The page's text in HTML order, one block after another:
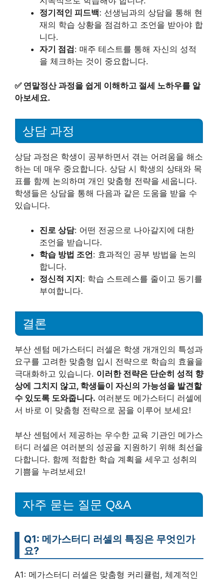
정기적인 피드백: 선생님과의 상담을 통해 현
재의 학습 상황을 점검하고 조언을 받아야 합
니다.
자기 점검: 매주 테스트를 통해 자신의 성적
을 체크하는 것이 중요합니다.
✅ 연말정산 과정을 쉽게 이해하고 절세 노하우를 알
아보세요.
상담 과정
상담 과정은 학생이 공부하면서 겪는 어려움을 해소
하는 데 매우 중요합니다. 상담 시 학생의 상태와 목
표를 함께 논의하며 개인 맞춤형 전략을 세웁니다.
학생들은 상담을 통해 다음과 같은 도움을 받을 수
있습니다.
진로 상담: 어떤 전공으로 나아갈지에 대한
조언을 받습니다.
학습 방법 조언: 효과적인 공부 방법을 논의
합니다.
정신적 지지: 학습 스트레스를 줄이고 동기를
부여합니다.
결론
부산 센텀 메가스터디 러셀은 학생 개개인의 특성과
요구를 고려한 맞춤형 입시 전략으로 학습의 효율을
극대화하고 있습니다. 이러한 전략은 단순히 성적 향
상에 그치지 않고, 학생들이 자신의 가능성을 발견할
수 있도록 도와줍니다. 여러분도 메가스터디 러셀에
서 바로 이 맞춤형 전략으로 꿈을 이루어 보세요!
부산 센텀에서 제공하는 우수한 교육 기관인 메가스
터디 러셀은 여러분의 성공을 지원하기 위해 최선을
다합니다. 함께 적합한 학습 계획을 세우고 성취의
기쁨을 누려보세요!
자주 묻는 질문 Q&A
Q1: 메가스터디 러셀의 특징은 무엇인가
요?
A1: 메가스터디 러셀은 맞춤형 커리큘럼, 체계적인